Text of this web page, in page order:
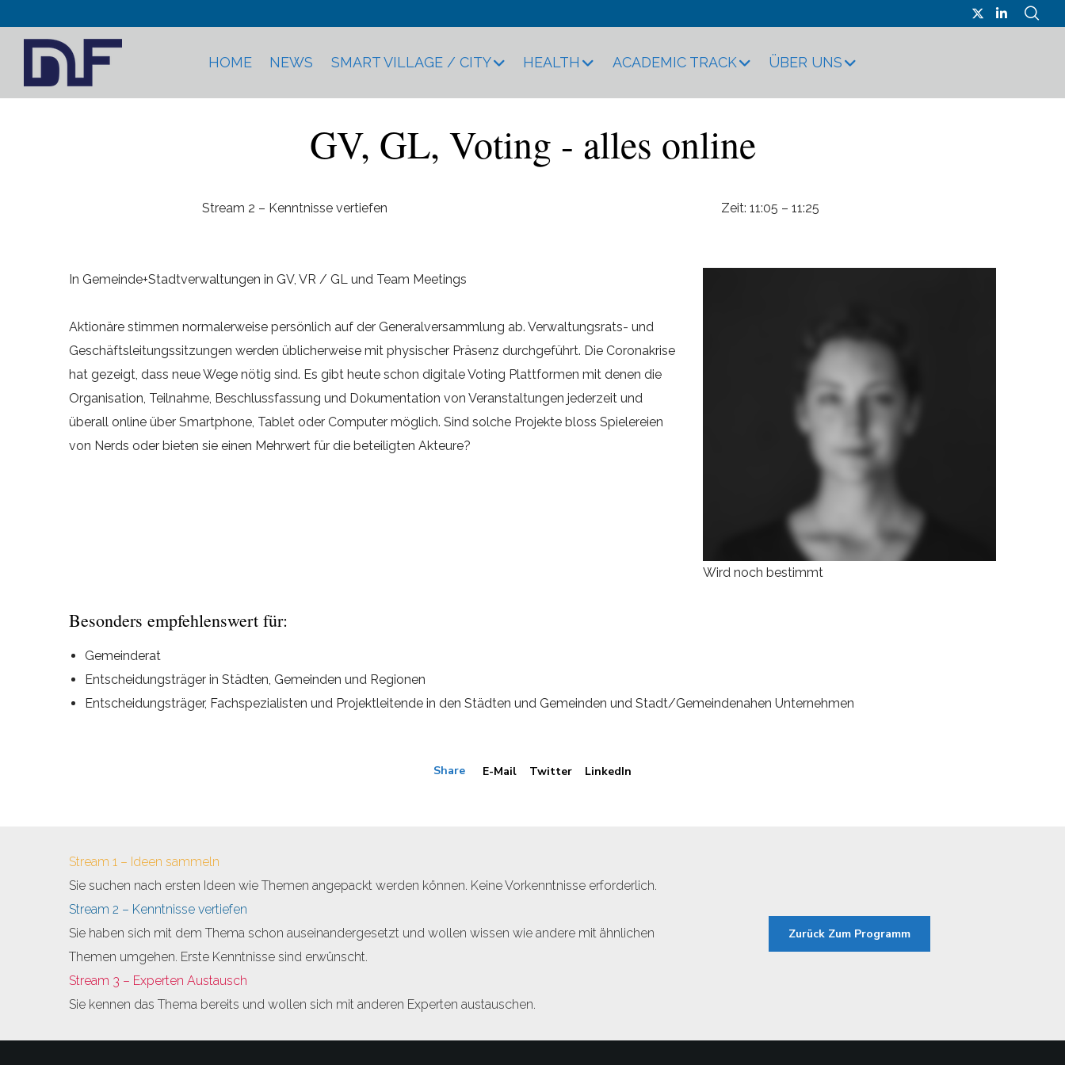
HOME NEWS SMART VILLAGE / CITY HEALTH ACADEMIC TRACK ÜBER UNS
GV, GL, Voting - alles online
Stream 2 – Kenntnisse vertiefen Zeit: 11:05 – 11:25
In Gemeinde+Stadtverwaltungen in GV, VR / GL und Team Meetings
Aktionäre stimmen normalerweise persönlich auf der Generalversammlung ab. Verwaltungsrats- und
Geschäftsleitungssitzungen werden üblicherweise mit physischer Präsenz durchgeführt. Die Coronakrise
hat gezeigt, dass neue Wege nötig sind. Es gibt heute schon digitale Voting Plattformen mit denen die
Organisation, Teilnahme, Beschlussfassung und Dokumentation von Veranstaltungen jederzeit und
überall online über Smartphone, Tablet oder Computer möglich. Sind solche Projekte bloss Spielereien
von Nerds oder bieten sie einen Mehrwert für die beteiligten Akteure?
Wird noch bestimmt
Besonders empfehlenswert für:
Gemeinderat
Entscheidungsträger in Städten, Gemeinden und Regionen
Entscheidungsträger, Fachspezialisten und Projektleitende in den Städten und Gemeinden und Stadt/Gemeindenahen Unternehmen
Share E-Mail Twitter LinkedIn
Stream 1 – Ideen sammeln
Sie suchen nach ersten Ideen wie Themen angepackt werden können. Keine Vorkenntnisse erforderlich.
Stream 2 – Kenntnisse vertiefen
Sie haben sich mit dem Thema schon auseinandergesetzt und wollen wissen wie andere mit ähnlichen
Themen umgehen. Erste Kenntnisse sind erwünscht.
Stream 3 – Experten Austausch
Sie kennen das Thema bereits und wollen sich mit anderen Experten austauschen.
Zurück Zum Programm